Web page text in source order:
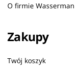
O firmie Wasserman
Zakupy
Twój koszyk